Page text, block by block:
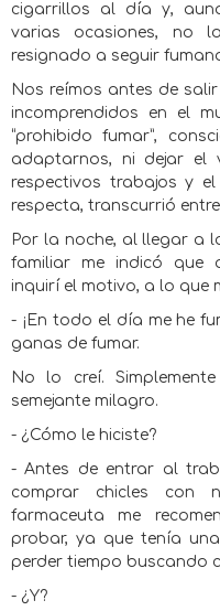
cigarrillos al día y,
varias ocasiones, no
resignado a seguir
Nos reímos antes de
incomprendidos en el
“prohibido fumar”,
adaptarnos, ni dejar el
respectivos trabajos y
respecta, transcurrió
Por la noche, al llegar a
familiar me indicó que
inquirí el motivo, a lo que
- ¡En todo el día me he
ganas de fumar.
No lo creí.
semejante milagro.
- ¿Cómo le hiciste?
- Antes de entrar al
comprar chicles con
farmaceuta me
probar, ya que tenía
perder tiempo buscando
- ¿Y?